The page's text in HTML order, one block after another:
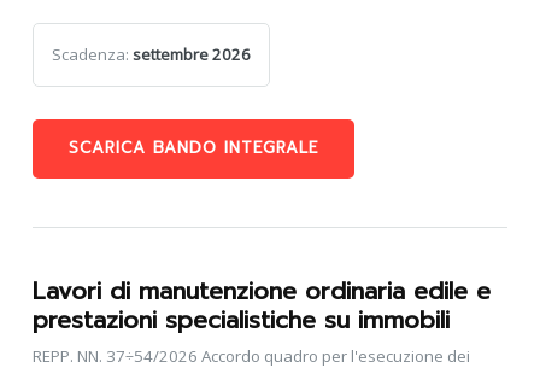
Scadenza: settembre 2026
SCARICA BANDO INTEGRALE
Lavori di manutenzione ordinaria edile e
prestazioni specialistiche su immobili
REPP. NN. 37÷54/2026 Accordo quadro per l'esecuzione dei